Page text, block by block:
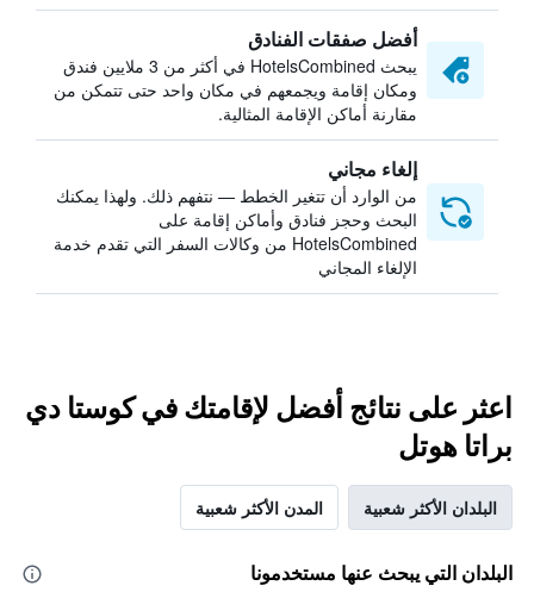
أفضل صفقات الفنادق
يبحث HotelsCombined في أكثر من 3 ملايين فندق
ومكان إقامة ويجمعهم في مكان واحد حتى تتمكن من
مقارنة أماكن الإقامة المثالية.
إلغاء مجاني
من الوارد أن تتغير الخطط — نتفهم ذلك. ولهذا يمكنك
البحث وحجز فنادق وأماكن إقامة على
HotelsCombined من وكالات السفر التي تقدم خدمة
الإلغاء المجاني
اعثر على نتائج أفضل لإقامتك في كوستا دي
براتا هوتل
البلدان الأكثر شعبية المدن الأكثر شعبية
البلدان التي يبحث عنها مستخدمونا